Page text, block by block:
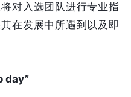
对入选团队进行专业指
在发展中所遇到以及即
day”